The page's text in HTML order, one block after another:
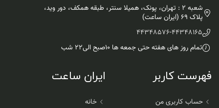
شعبه 2 : تهران، پونک، همیلا سنتر، طبقه همکف، دور وید،
پلاک 69 (ایران ساعت)
44348165
-
44348576
تمام روز های هفته حتی جمعه ها ۱۰صبح الی۲۲ شب
فهرست کاربر
حساب کاربری من
ایران ساعت
خانه